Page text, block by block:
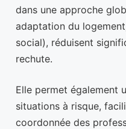
dans une approche
adaptation du
social), réduisent
rechute.
Elle permet également
situations à risque,
coordonnée des